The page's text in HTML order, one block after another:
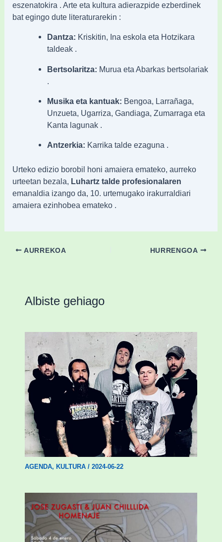
eszenatokira . Arte eta kultura adierazpide ezberdinek
bat egingo dute literaturarekin :
Dantza: Kriskitin, Ina eskola eta Hotzikara
taldeak .
Bertsolaritza: Murua eta Abarkas bertsolariak
Musika eta kantuak: Bengoa, Larrañaga,
Unzueta, Ugarriza, Gandiaga, Zumarraga eta
Kanta lagunak .
Antzerkia: Karrika talde ezaguna .
Urteko edizio borobil honi amaiera emateko, aurreko
urteetan bezala, Luhartz talde profesionalaren
emanaldia izango da, 10. urtemugako irakurraldiari
amaiera ezinhobea emateko .
AURREKOA HURRENGOA
Albiste gehiago
Durangoko Alerta taldeak bere bosgarren
diskoa aurkeztuko du gaur Abadiñoko
Koba Liven
AGENDA, KULTURA/ 2024-06-22